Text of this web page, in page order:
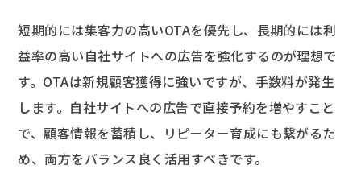
短期的には集客力の高いOTAを優先し、長期的には利
益率の高い自社サイトへの広告を強化するのが理想で
す。OTAは新規顧客獲得に強いですが、手数料が発生
します。自社サイトへの広告で直接予約を増やすこと
で、顧客情報を蓄積し、リピーター育成にも繋がるた
め、両方をバランス良く活用すべきです。